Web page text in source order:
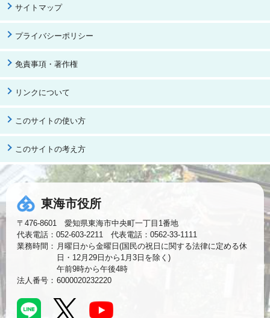
サイトマップ
プライバシーポリシー
免責事項・著作権
リンクについて
このサイトの使い方
このサイトの考え方
東海市役所
〒476-8601 愛知県東海市中央町一丁目1番地
代表電話：052-603-2211 代表電話：0562-33-1111
業務時間： 月曜日から金曜日(国民の祝日に関する法律に定める休
日・12月29日から1月3日を除く)
午前9時から午後4時
法人番号： 6000020232220